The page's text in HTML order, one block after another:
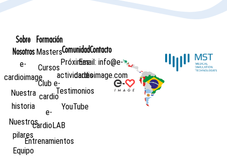
Sobre
Nosotros
e-
cardioimage
Nuestra
historia
Nuestros
pilares
Equipo
Formación
Masters
Cursos
Club e-
cardio
e-
cardioLAB
Entrenamientos
Comunidad
Próximas
actividades
Testimonios
YouTube
Contacto
Email: info@e-
cardioimage.com